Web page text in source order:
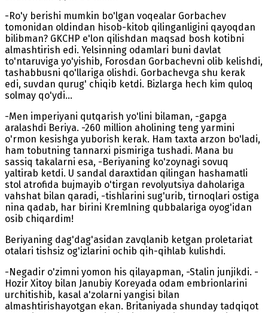
-Ro'y berishi mumkin bo'lgan voqealar Gorbachev
tomonidan oldindan hisob-kitob qilinganligini qayoqdan
bilibman? GKCHP e'lon qilishdan maqsad bosh kotibni
almashtirish edi. Yelsinning odamlari buni davlat
to'ntaruviga yo'yishib, Forosdan Gorbachevni olib kelishdi,
tashabbusni qo'llariga olishdi. Gorbachevga shu kerak
edi, suvdan qurug' chiqib ketdi. Bizlarga hech kim quloq
solmay qo'ydi...
-Men imperiyani qutqarish yo'lini bilaman, -gapga
aralashdi Beriya. -260 million aholining teng yarmini
o'rmon kesishga yuborish kerak. Ham taxta arzon bo'ladi,
ham tobutning tannarxi pismiriga tushadi. Mana bu
sassiq takalarni esa, -Beriyaning ko'zoynagi sovuq
yaltirab ketdi. U sandal daraxtidan qilingan hashamatli
stol atrofida bujmayib o'tirgan revolyutsiya daholariga
vahshat bilan qaradi, -tishlarini sug'urib, tirnoqlari ostiga
nina qadab, har birini Kremlning qubbalariga oyog'idan
osib chiqardim!
Beriyaning dag'dag'asidan zavqlanib ketgan proletariat
otalari tishsiz og'izlarini ochib qih-qihlab kulishdi.
-Negadir o'zimni yomon his qilayapman, -Stalin junjikdi. -
Hozir Xitoy bilan Janubiy Koreyada odam embrionlarini
urchitishib, kasal a'zolarni yangisi bilan
almashtirishayotgan ekan. Britaniyada shunday tadqiqot